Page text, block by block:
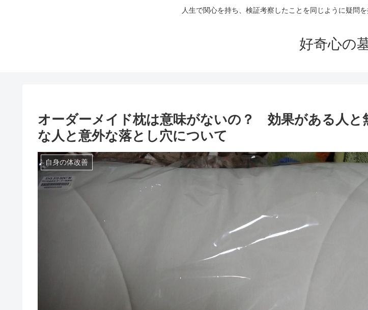
人生で関心を持ち、検証考察したことを同じように疑問
好奇心の
オーダーメイド枕は意味がないの？ 効果がある人と
な人と意外な落とし穴について
自身の体改善